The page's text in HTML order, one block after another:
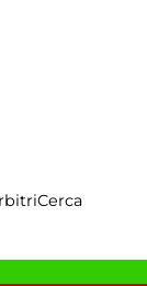
Cerca